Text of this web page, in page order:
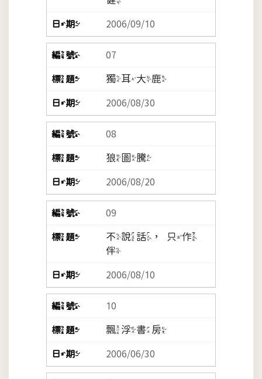
2006/09/10
07
獨耳大鹿
2006/08/30
08
狼圖騰
2006/08/20
09
不說話，只作
伴
2006/08/10
10
飄浮書房
2006/06/30